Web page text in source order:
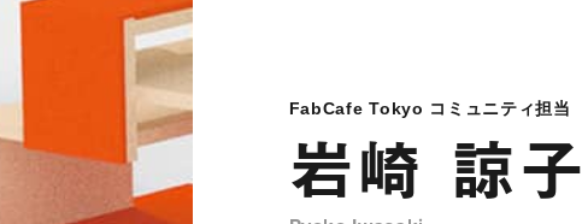
FabCafe Tokyo コミュニティ担当
岩崎 諒子